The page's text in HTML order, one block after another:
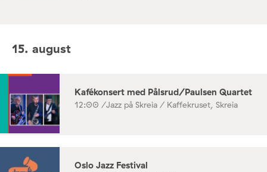
15. august
Kafékonsert med Pålsrud/Paulsen Quartet
12:00 /Jazz på Skreia / Kaffekruset, Skreia
Oslo Jazz Festival